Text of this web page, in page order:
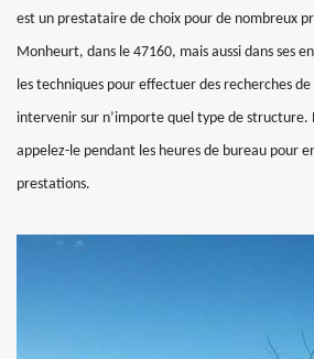
est un prestataire de choix pour de nombreux
Monheurt, dans le 47160, mais aussi dans ses
les techniques pour effectuer des recherches
intervenir sur n’importe quel type de structure.
appelez-le pendant les heures de bureau pour
prestations.